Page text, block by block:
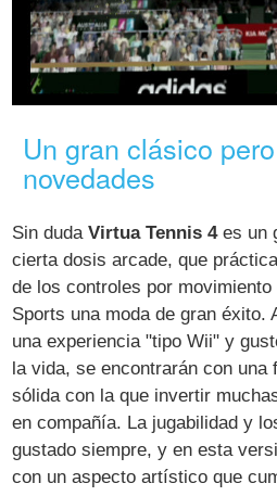
Un gran clásico
novedades
Sin dudaVirtua Tennis 4es un
cierta dosis arcade, que
de los controles por
Sports una moda de gran éxito.
una experiencia "tipo Wii" y
la vida, se encontrarán con una
sólida con la que invertir
en compañía. La jugabilidad y
gustado siempre, y en esta
con un aspecto artístico que